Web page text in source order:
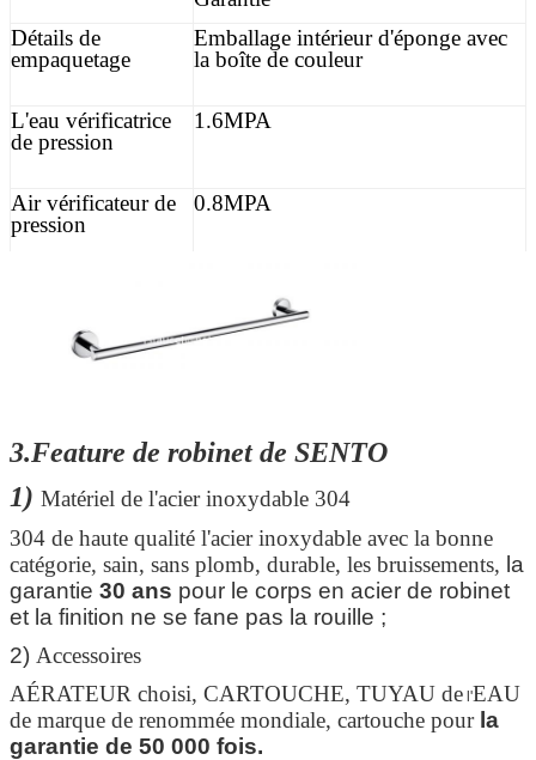
Détails de
empaquetage
Emballage intérieur d'éponge avec
la boîte de couleur
L'eau vérificatrice
de pression
1.6MPA
Air vérificateur de
pression
0.8MPA
3.Feature de robinet de SENTO
1) Matériel de l'acier inoxydable 304
304 de haute qualité l'acier inoxydable avec la bonne
catégorie, sain, sans plomb, durable, les bruissements, la
garantie 30 ans pour le corps en acier de robinet
et la finition ne se fane pas la rouille ;
2) Accessoires
AÉRATEUR choisi, CARTOUCHE, TUYAU de l'EAU
de marque de renommée mondiale, cartouche pour la
garantie de 50 000 fois.